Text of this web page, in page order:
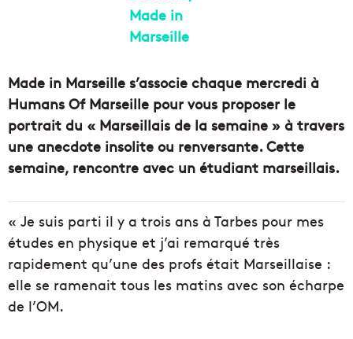
Made in Marseille s’associe chaque mercredi à
Humans Of Marseille pour vous proposer le
portrait du « Marseillais de la semaine » à travers
une anecdote insolite ou renversante.Cette
semaine, rencontre avec un étudiant marseillais.
« Je suis parti il y a trois ans à Tarbes pour mes
études en physique et j’ai remarqué très
rapidement qu’une des profs était Marseillaise :
elle se ramenait tous les matins avec son écharpe
de l’OM.